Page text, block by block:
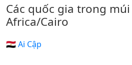
Các quốc gia trong
Africa/Cairo
🇪🇬 Ai Cập